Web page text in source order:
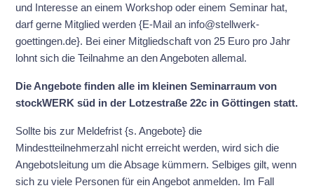
und Interesse an einem Workshop oder einem Seminar hat,
darf gerne Mitglied werden {E-Mail an info@stellwerk-
goettingen.de}. Bei einer Mitgliedschaft von 25 Euro pro Jahr
lohnt sich die Teilnahme an den Angeboten allemal.
Die Angebote finden alle im kleinen Seminarraum von
stockWERK süd in der Lotzestraße 22c in Göttingen statt.
Sollte bis zur Meldefrist {s. Angebote} die
Mindestteilnehmerzahl nicht erreicht werden, wird sich die
Angebotsleitung um die Absage kümmern. Selbiges gilt, wenn
sich zu viele Personen für ein Angebot anmelden. Im Fall